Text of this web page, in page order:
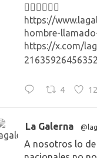
👉🏻👉🏻👉🏻
https://
hombre-
https://x.com/
4 12
La Galerna
A nosotros lo de